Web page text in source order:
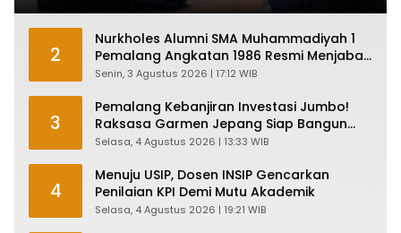
2
Nurkholes Alumni SMA Muhammadiyah 1
Pemalang Angkatan 1986 Resmi Menjabat
Plt Bupati, Inilah Pesan Ketua Asmam 86
Senin, 3 Agustus 2026 | 17:12 WIB
3
Pemalang Kebanjiran Investasi Jumbo!
Raksasa Garmen Jepang Siap Bangun
Pabrik dan Serap Ribuan Tenaga Kerja
Selasa, 4 Agustus 2026 | 13:33 WIB
4
Menuju USIP, Dosen INSIP Gencarkan
Penilaian KPI Demi Mutu Akademik
Selasa, 4 Agustus 2026 | 19:21 WIB